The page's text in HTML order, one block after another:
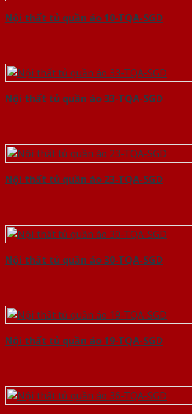
Nội thất tủ quần áo 10-TQA-SGD
Nội thất tủ quần áo 33-TQA-SGD
Nội thất tủ quần áo 23-TQA-SGD
Nội thất tủ quần áo 30-TQA-SGD
Nội thất tủ quần áo 19-TQA-SGD